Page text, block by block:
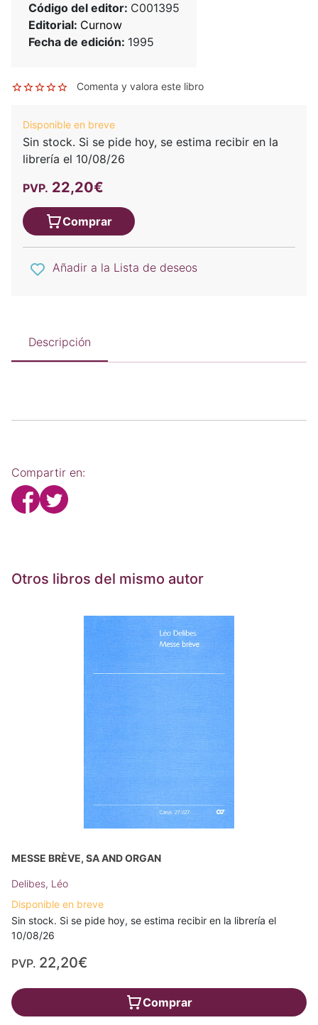
Código del editor: C001395
Editorial: Curnow
Fecha de edición: 1995
Comenta y valora este libro
Disponible en breve
Sin stock. Si se pide hoy, se estima recibir en la
librería el 10/08/26
PVP. 22,20€
Comprar
Añadir a la Lista de deseos
Descripción
Compartir en:
Otros libros del mismo autor
MESSE BRÈVE, SA AND ORGAN
Delibes, Léo
Disponible en breve
Sin stock. Si se pide hoy, se estima recibir en la librería el
10/08/26
PVP. 22,20€
Comprar